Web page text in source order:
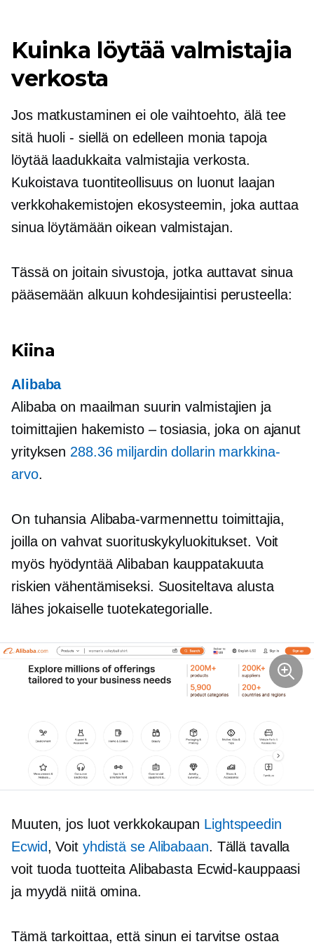
Kuinka löytää valmistajia
verkosta
Jos matkustaminen ei ole vaihtoehto, älä tee
sitä huoli - siellä on edelleen monia tapoja
löytää laadukkaita valmistajia verkosta.
Kukoistava tuontiteollisuus on luonut laajan
verkkohakemistojen ekosysteemin, joka auttaa
sinua löytämään oikean valmistajan.
Tässä on joitain sivustoja, jotka auttavat sinua
pääsemään alkuun kohdesijaintisi perusteella:
Kiina
Alibaba
Alibaba on maailman suurin valmistajien ja
toimittajien hakemisto – tosiasia, joka on ajanut
yrityksen 288.36 miljardin dollarin markkina-
arvo.
On tuhansia Alibaba-varmennettu toimittajia,
joilla on vahvat suorituskykyluokitukset. Voit
myös hyödyntää Alibaban kauppatakuuta
riskien vähentämiseksi. Suositeltava alusta
lähes jokaiselle tuotekategorialle.
Muuten, jos luot verkkokaupan Lightspeedin
Ecwid, Voit yhdistä se Alibabaan. Tällä tavalla
voit tuoda tuotteita Alibabasta Ecwid-kauppaasi
ja myydä niitä omina.
Tämä tarkoittaa, että sinun ei tarvitse ostaa